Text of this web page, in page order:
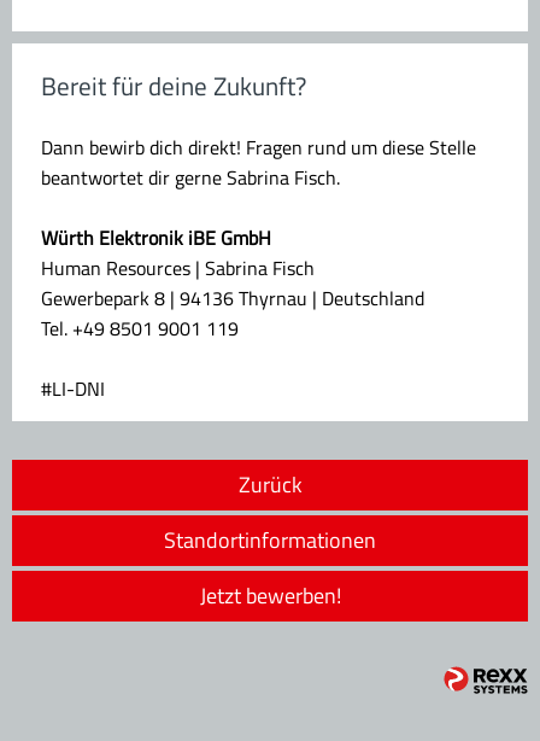
Bereit für deine Zukunft?
Dann bewirb dich direkt! Fragen rund um diese Stelle
beantwortet dir gerne Sabrina Fisch.
Würth Elektronik iBE GmbH
Human Resources | Sabrina Fisch
Gewerbepark 8 | 94136 Thyrnau | Deutschland
Tel. +49 8501 9001 119
#LI-DNI
Standortinformationen
Zurück
Jetzt bewerben!